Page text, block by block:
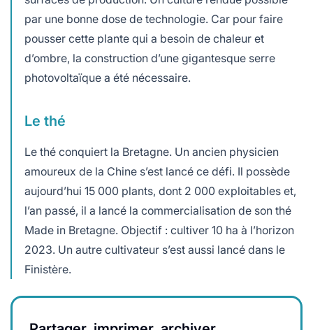
par une bonne dose de technologie. Car pour faire
pousser cette plante qui a besoin de chaleur et
d’ombre, la construction d’une gigantesque serre
photovoltaïque a été nécessaire.
Le thé
Le thé conquiert la Bretagne. Un ancien physicien
amoureux de la Chine s’est lancé ce défi. Il possède
aujourd’hui 15 000 plants, dont 2 000 exploitables et,
l’an passé, il a lancé la commercialisation de son thé
Made in Bretagne. Objectif : cultiver 10 ha à l’horizon
2023. Un autre cultivateur s’est aussi lancé dans le
Finistère.